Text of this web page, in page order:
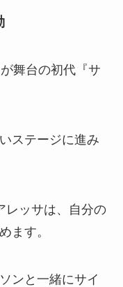
舞台の初代『サ
ステージに進み
レッサは、自分の
ます。
ンと一緒にサイ